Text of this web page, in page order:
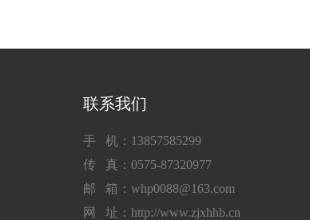
联系我们
手 机：13857585299
传 真：0575-87320977
邮 箱：whp0088@163.com
网 址：http://www.zjxhhb.cn